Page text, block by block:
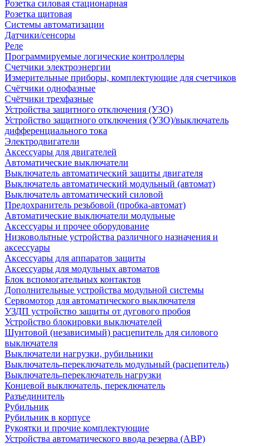
Розетка силовая стационарная
Розетка щитовая
Системы автоматизации
Датчики/сенсоры
Реле
Программируемые логические контроллеры
Счетчики электроэнергии
Измерительные приборы, комплектующие для счетчиков
Счётчики однофазные
Счётчики трехфазные
Устройства защитного отключения (УЗО)
Устройство защитного отключения (УЗО)/выключатель
дифференциального тока
Электродвигатели
Аксессуары для двигателей
Автоматические выключатели
Выключатель автоматический защиты двигателя
Выключатель автоматический модульный (автомат)
Выключатель автоматический силовой
Предохранитель резьбовой (пробка-автомат)
Автоматические выключатели модульные
Аксессуары и прочее оборудование
Низковольтные устройства различного назначения и
аксессуары
Аксессуары для аппаратов защиты
Аксессуары для модульных автоматов
Блок вспомогательных контактов
Дополнительные устройства модульной системы
Сервомотор для автоматического выключателя
УЗДП устройство защиты от дугового пробоя
Устройство блокировки выключателей
Шунтовой (независимый) расцепитель для силового
выключателя
Выключатели нагрузки, рубильники
Выключатель-переключатель модульный (расцепитель)
Выключатель-переключатель нагрузки
Концевой выключатель, переключатель
Разъединитель
Рубильник
Рубильник в корпусе
Рукоятки и прочие комплектующие
Устройства автоматического ввода резерва (АВР)